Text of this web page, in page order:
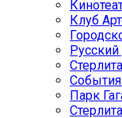
Клуб
События
Парк